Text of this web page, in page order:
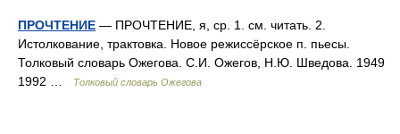
ПРОЧТЕНИЕ — ПРОЧТЕНИЕ, я, ср. 1. см. читать. 2.
Истолкование, трактовка. Новое режиссёрское п. пьесы.
Толковый словарь Ожегова. С.И. Ожегов, Н.Ю. Шведова. 1949
1992 …
Толковый словарь Ожегова